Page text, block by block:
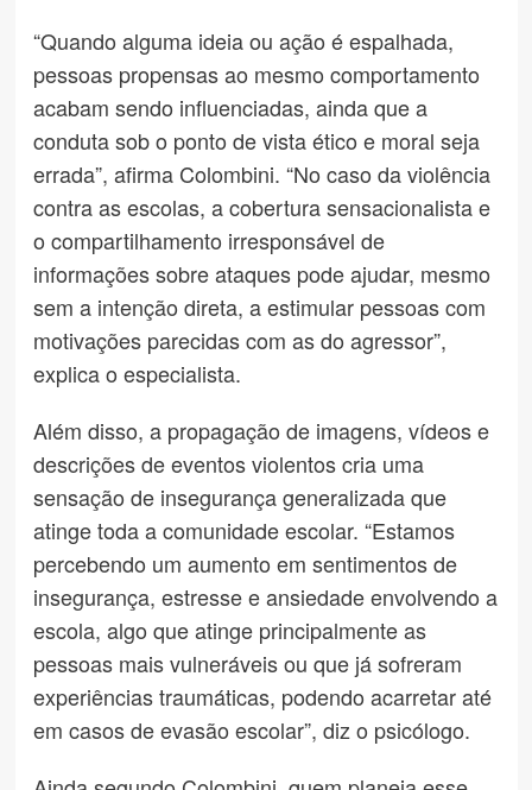
“Quando alguma ideia ou ação é espalhada,
pessoas propensas ao mesmo comportamento
acabam sendo influenciadas, ainda que a
conduta sob o ponto de vista ético e moral seja
errada”, afirma Colombini. “No caso da violência
contra as escolas, a cobertura sensacionalista e
o compartilhamento irresponsável de
informações sobre ataques pode ajudar, mesmo
sem a intenção direta, a estimular pessoas com
motivações parecidas com as do agressor”,
explica o especialista.
Além disso, a propagação de imagens, vídeos e
descrições de eventos violentos cria uma
sensação de insegurança generalizada que
atinge toda a comunidade escolar. “Estamos
percebendo um aumento em sentimentos de
insegurança, estresse e ansiedade envolvendo a
escola, algo que atinge principalmente as
pessoas mais vulneráveis ou que já sofreram
experiências traumáticas, podendo acarretar até
em casos de evasão escolar”, diz o psicólogo.